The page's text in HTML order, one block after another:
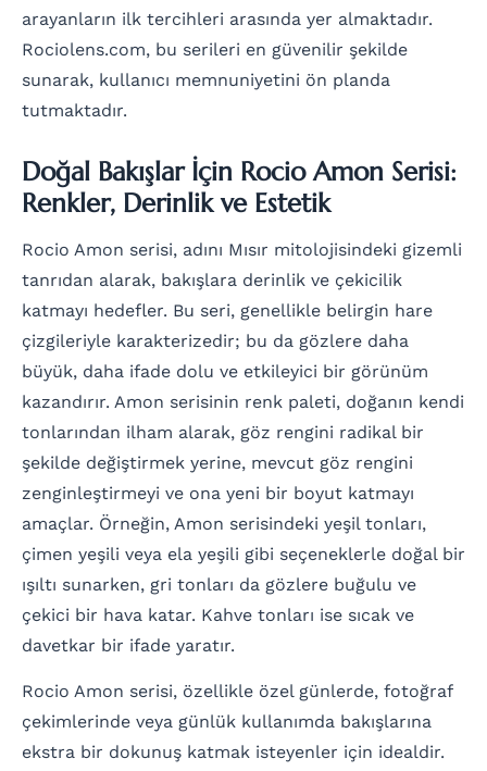
arayanların ilk tercihleri arasında yer almaktadır.
Rociolens.com, bu serileri en güvenilir şekilde
sunarak, kullanıcı memnuniyetini ön planda
tutmaktadır.
Doğal Bakışlar İçin Rocio Amon Serisi:
Renkler, Derinlik ve Estetik
Rocio Amon serisi, adını Mısır mitolojisindeki gizemli
tanrıdan alarak, bakışlara derinlik ve çekicilik
katmayı hedefler. Bu seri, genellikle belirgin hare
çizgileriyle karakterizedir; bu da gözlere daha
büyük, daha ifade dolu ve etkileyici bir görünüm
kazandırır. Amon serisinin renk paleti, doğanın kendi
tonlarından ilham alarak, göz rengini radikal bir
şekilde değiştirmek yerine, mevcut göz rengini
zenginleştirmeyi ve ona yeni bir boyut katmayı
amaçlar. Örneğin, Amon serisindeki yeşil tonları,
çimen yeşili veya ela yeşili gibi seçeneklerle doğal bir
ışıltı sunarken, gri tonları da gözlere buğulu ve
çekici bir hava katar. Kahve tonları ise sıcak ve
davetkar bir ifade yaratır.
Rocio Amon serisi, özellikle özel günlerde, fotoğraf
çekimlerinde veya günlük kullanımda bakışlarına
ekstra bir dokunuş katmak isteyenler için idealdir.